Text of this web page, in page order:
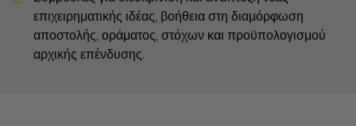
επιχειρηματικής ιδέας, βοήθεια στη διαμόρφωση
αποστολής, οράματος, στόχων και προϋπολογισμού
αρχικής επένδυσης.